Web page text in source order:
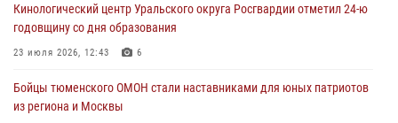
труженицу тыла из Тюмени
04 августа 2026, 11:07
условиях в Тюменской области (видео)
04 августа 2026, 06:28
Кинологический центр Уральского округа Росгвардии отметил 24-ю
годовщину со дня образования
23 июля 2026, 12:43 6
Бойцы тюменского ОМОН стали наставниками для юных патриотов
из региона и Москвы